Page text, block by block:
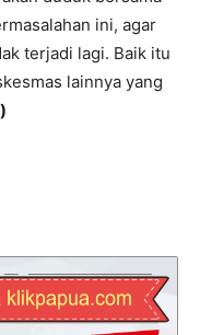
ini, agar
terjadi lagi. Baik itu
lainnya yang